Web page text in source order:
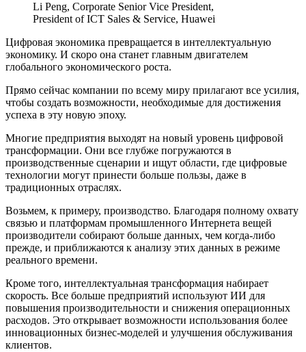
Li Peng, Corporate Senior Vice President,
President of ICT Sales & Service, Huawei
Цифровая экономика превращается в интеллектуальную
экономику. И скоро она станет главным двигателем
глобального экономического роста.
Прямо сейчас компании по всему миру прилагают все усилия,
чтобы создать возможности, необходимые для достижения
успеха в эту новую эпоху.
Многие предприятия выходят на новый уровень цифровой
трансформации. Они все глубже погружаются в
производственные сценарии и ищут области, где цифровые
технологии могут принести больше пользы, даже в
традиционных отраслях.
Возьмем, к примеру, производство. Благодаря полному охвату
связью и платформам промышленного Интернета вещей
производители собирают больше данных, чем когда-либо
прежде, и приближаются к анализу этих данных в режиме
реального времени.
Кроме того, интеллектуальная трансформация набирает
скорость. Все больше предприятий используют ИИ для
повышения производительности и снижения операционных
расходов. Это открывает возможности использования более
инновационных бизнес-моделей и улучшения обслуживания
клиентов.